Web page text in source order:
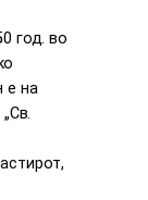
год. во
е на